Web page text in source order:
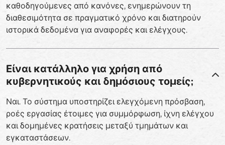
καθοδηγούμενες από κανόνες, ενημερώνουν τη
διαθεσιμότητα σε πραγματικό χρόνο και διατηρούν
ιστορικά δεδομένα για αναφορές και ελέγχους.
Είναι κατάλληλο για χρήση από
κυβερνητικούς και δημόσιους τομείς;
Ναι. Το σύστημα υποστηρίζει ελεγχόμενη πρόσβαση,
ροές εργασίας έτοιμες για συμμόρφωση, ίχνη ελέγχου
και δομημένες κρατήσεις μεταξύ τμημάτων και
εγκαταστάσεων.